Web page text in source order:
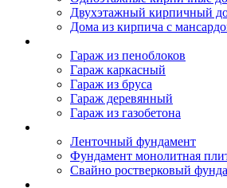
Двухэтажный кирпичный
Дома из кирпича с
Гараж из пеноблоков
Гараж каркасный
Гараж из бруса
Гараж деревянный
Гараж из газобетона
Ленточный фундамент
Фундамент монолитная
Свайно ростверковый